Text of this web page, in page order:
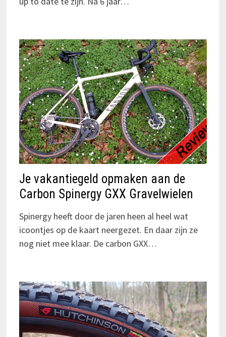
Je vakantiegeld opmaken aan de
Carbon Spinergy GXX Gravelwielen
Spinergy heeft door de jaren heen al heel wat
icoontjes op de kaart neergezet. En daar zijn ze
nog niet mee klaar. De carbon GXX…